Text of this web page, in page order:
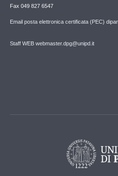
Fax 049 827 6547
Email posta elettronica certificata (PEC)
Staff WEB webmaster.dpg@unipd.it